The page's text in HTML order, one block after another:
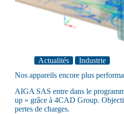
Actualités
Industrie
Nos appareils encore plus
AIGA SAS entre dans le
up » grâce à 4CAD Group.
pertes de charges.